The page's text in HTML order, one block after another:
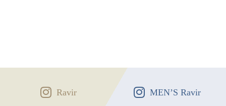
Ravir MEN’S Ravir